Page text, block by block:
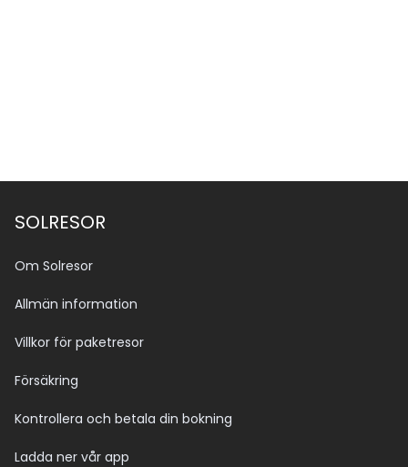
SOLRESOR
Om Solresor
Allmän information
Villkor för paketresor
Försäkring
Kontrollera och betala din bokning
Ladda ner vår app